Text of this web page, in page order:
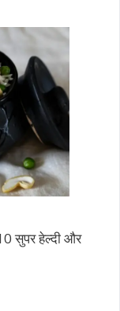
सुपर हेल्दी और